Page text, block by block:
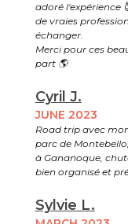
adoré l'expérience
de vraies
échanger.
Merci pour ces
part 🌎
Cyril J.
JUNE 2023
Road trip avec
parc de
à Gananoque,
bien organisé et
Sylvie L.